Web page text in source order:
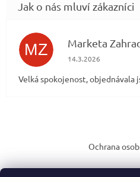
MZ Marketa
Hodnocení
14.3.2026
Velká spokojenost, objednávala
a
Ochrana